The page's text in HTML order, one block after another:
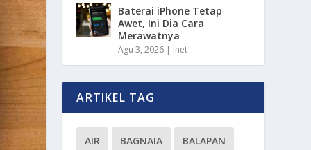
Baterai iPhone Tetap
Awet, Ini Dia Cara
Merawatnya
Agu 3, 2026 | Inet
ARTIKEL TAG
AIR BAGNAIA BALAPAN